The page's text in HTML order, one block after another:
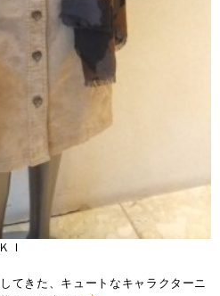
Ｉ
てきた、キュートなキャラクターニ